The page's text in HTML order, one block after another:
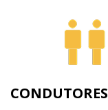
CONDUTORES